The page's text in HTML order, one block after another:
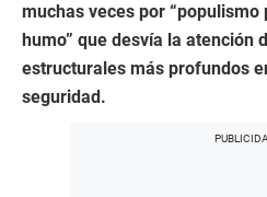
muchas veces por “populismo
humo” que desvía la atención
estructurales más profundos
seguridad.